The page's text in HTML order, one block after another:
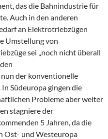
das die Bahnindustrie für
Auch in den anderen
an Elektrotriebzügen
Umstellung von
sei „noch nicht überall
der konventionelle
Südeuropa gingen die
Probleme aber weiter
stagniere der
5 Jahren, da die
Ost- und Westeuropa